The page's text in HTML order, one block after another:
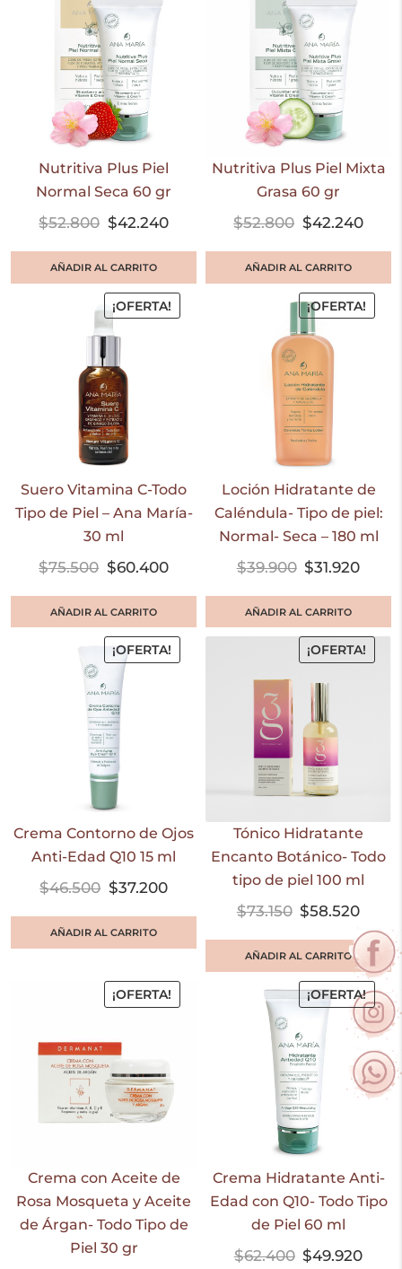
Nutritiva Plus Piel
Normal Seca 60 gr
$52.800 $42.240
AÑADIR AL CARRITO
Nutritiva Plus Piel Mixta
Grasa 60 gr
$52.800 $42.240
AÑADIR AL CARRITO
¡OFERTA!
Suero Vitamina C-Todo
Tipo de Piel – Ana María-
30 ml
$75.500 $60.400
AÑADIR AL CARRITO
¡OFERTA!
Loción Hidratante de
Caléndula- Tipo de piel:
Normal- Seca – 180 ml
$39.900 $31.920
AÑADIR AL CARRITO
¡OFERTA!
Crema Contorno de Ojos
Anti-Edad Q10 15 ml
$46.500 $37.200
AÑADIR AL CARRITO
¡OFERTA!
Tónico Hidratante
Encanto Botánico- Todo
tipo de piel 100 ml
$73.150 $58.520
AÑADIR AL CARRITO
¡OFERTA!
Crema con Aceite de
Rosa Mosqueta y Aceite
de Árgan- Todo Tipo de
Piel 30 gr
¡OFERTA!
Crema Hidratante Anti-
Edad con Q10- Todo Tipo
de Piel 60 ml
$62.400 $49.920